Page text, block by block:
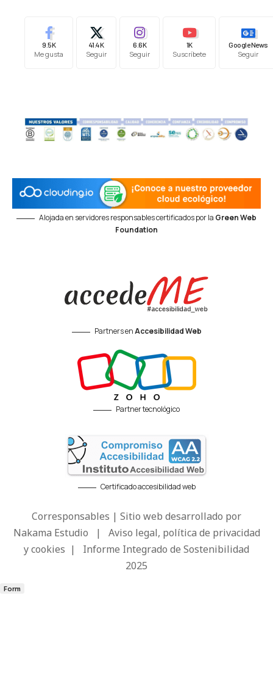
9.5K
Me gusta
41.4K
Seguir
6.6K
Seguir
1K
Suscríbete
Google News
Seguir
Alojada en servidores responsables certificados por la Green Web
Foundation
Partners enAccesibilidad Web
Partner tecnológico
Certificado accesibilidad web
Corresponsables | Sitio web desarrollado por
Nakama Estudio | Aviso legal, política de privacidad
y cookies | Informe Integrado de Sostenibilidad
2025
Form